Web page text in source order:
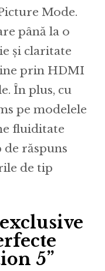
Mode.
până la o
și claritate
prin HDMI
În plus, cu
pe modelele
fluiditate
răspuns
de tip
5”